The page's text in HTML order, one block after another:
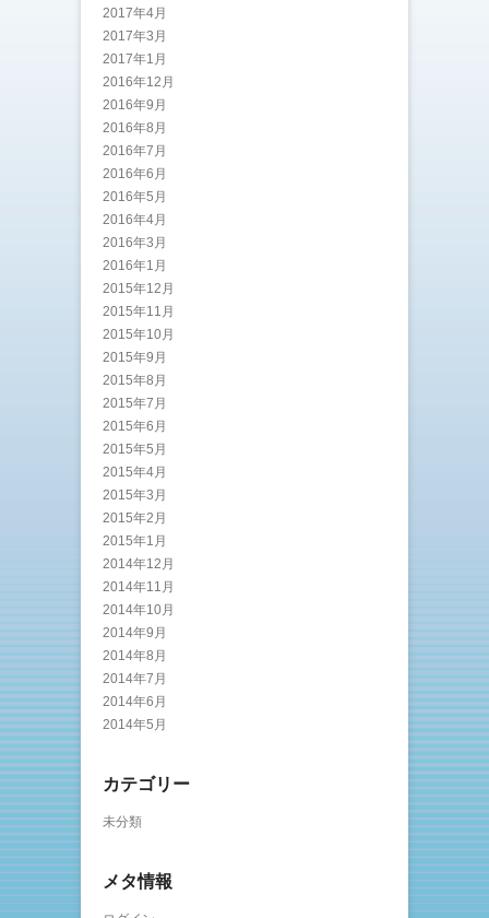
2017年4月
2017年3月
2017年1月
2016年12月
2016年9月
2016年8月
2016年7月
2016年6月
2016年5月
2016年4月
2016年3月
2016年1月
2015年12月
2015年11月
2015年10月
2015年9月
2015年8月
2015年7月
2015年6月
2015年5月
2015年4月
2015年3月
2015年2月
2015年1月
2014年12月
2014年11月
2014年10月
2014年9月
2014年8月
2014年7月
2014年6月
2014年5月
カテゴリー
未分類
メタ情報